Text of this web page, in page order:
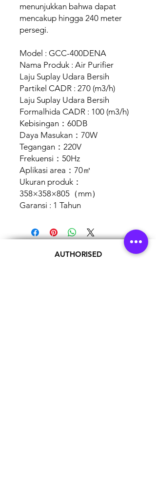
menunjukkan bahwa dapat
mencakup hingga 240 meter
persegi.
Model : GCC-400DENA
Nama Produk : Air Purifier
Laju Suplay Udara Bersih
Partikel CADR : 270 (m3/h)
Laju Suplay Udara Bersih
Formalhida CADR : 100 (m3/h)
Kebisingan：60DB
Daya Masukan：70W
Tegangan：220V
Frekuensi：50Hz
Aplikasi area：70㎡
Ukuran produk：
358×358×805（mm）
Garansi : 1 Tahun
AUTHORISED